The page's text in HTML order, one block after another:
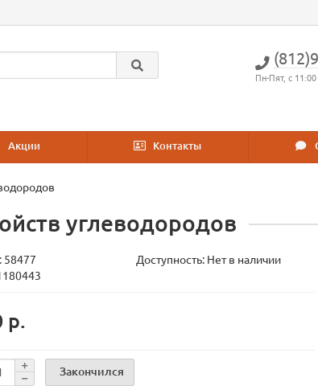
Пн-Пят, с
Акции Контакты
углеводородов
58477
Доступность: Нет в наличии
р.
Закончился